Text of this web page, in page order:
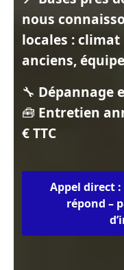
nous
locales :
anciens,
🔧 Dépannage
🧰 Entretien
€ TTC
Appel direct
répond –